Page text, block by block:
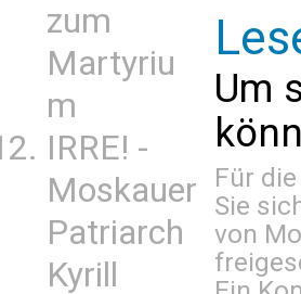
zum
Martyriu
m
IRRE! -
Moskauer
Patriarch
Kyrill
Um
Für
Sie
von